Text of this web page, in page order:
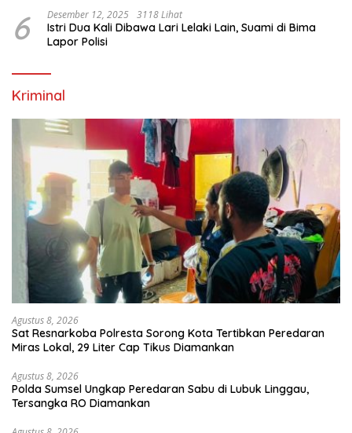
6 Desember 12, 2025 3118 Lihat
Istri Dua Kali Dibawa Lari Lelaki Lain, Suami di Bima
Lapor Polisi
Kriminal
Agustus 8, 2026
Sat Resnarkoba Polresta Sorong Kota Tertibkan Peredaran
Miras Lokal, 29 Liter Cap Tikus Diamankan
Agustus 8, 2026
Polda Sumsel Ungkap Peredaran Sabu di Lubuk Linggau,
Tersangka RO Diamankan